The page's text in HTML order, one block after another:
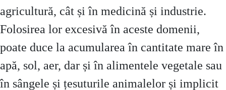
agricultură, cât și în medicină și industrie.
Folosirea lor excesivă în aceste domenii,
poate duce la acumularea în cantitate mare în
apă, sol, aer, dar și în alimentele vegetale sau
în sângele și țesuturile animalelor și implicit